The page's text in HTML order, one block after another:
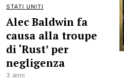
STATI UNITI
Alec Baldwin fa
causa alla troupe
di ‘Rust’ per
negligenza
3 anni